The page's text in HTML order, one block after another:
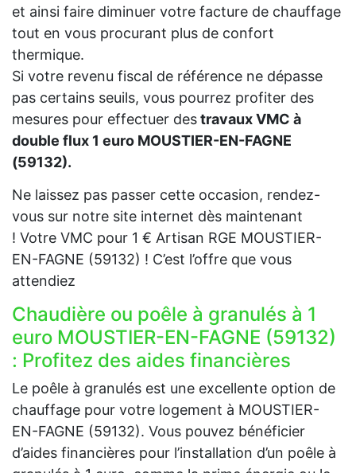
et ainsi faire diminuer votre facture de chauffage
tout en vous procurant plus de confort
thermique.
Si votre revenu fiscal de référence ne dépasse
pas certains seuils, vous pourrez profiter des
mesures pour effectuer destravaux VMC à
double flux 1 euro MOUSTIER-EN-FAGNE
(59132).
Ne laissez pas passer cette occasion, rendez-
vous sur notre site internet dès maintenant
! Votre VMC pour 1 € Artisan RGE MOUSTIER-
EN-FAGNE (59132) ! C’est l’offre que vous
attendiez
Chaudière ou poêle à granulés à 1
euro MOUSTIER-EN-FAGNE (59132)
: Profitez des aides financières
Le poêle à granulés est une excellente option de
chauffage pour votre logement à MOUSTIER-
EN-FAGNE (59132). Vous pouvez bénéficier
d’aides financières pour l’installation d’un poêle à